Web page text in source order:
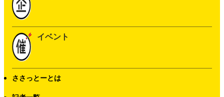
イベント
ささっとーとは